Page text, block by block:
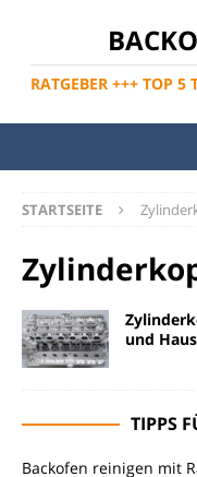
RATGEBER +++ TOP 5
STARTSEITE
und
TIPPS
Backofen reinigen mit